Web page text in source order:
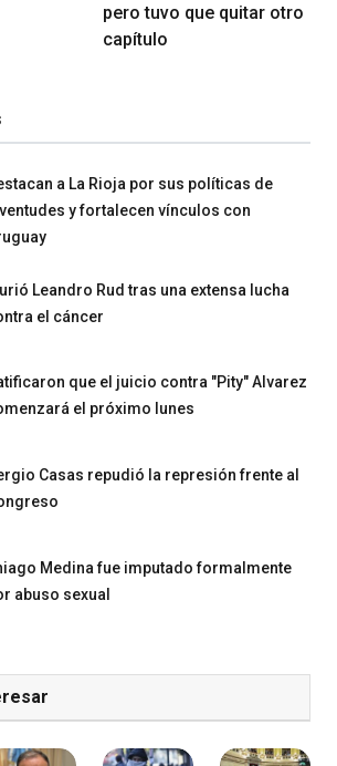
pero tuvo que quitar otro
capítulo
a La Rioja por sus políticas de
y fortalecen vínculos con
Leandro Rud tras una extensa lucha
el cáncer
que el juicio contra "Pity" Alvarez
el próximo lunes
Casas repudió la represión frente al
Medina fue imputado formalmente
abuso sexual